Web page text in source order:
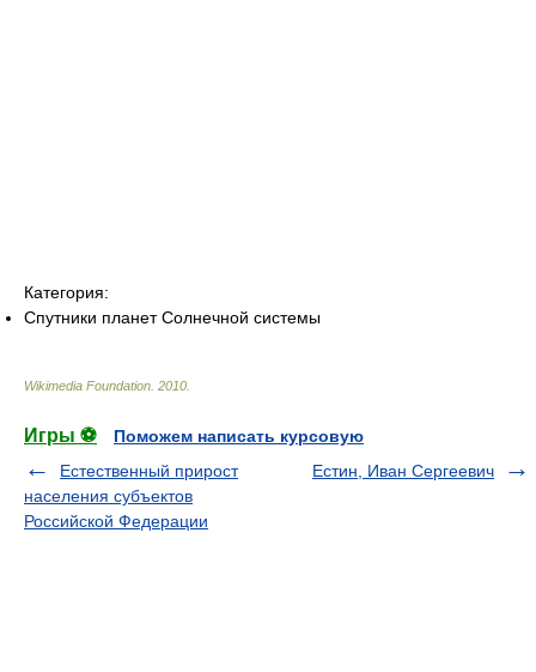
Категория:
Спутники планет Солнечной системы
Wikimedia Foundation 2010
Игры ⚽
Поможем написать курсовую
Естественный прирост
населения субъектов
Российской Федерации
Естин, Иван Сергеевич